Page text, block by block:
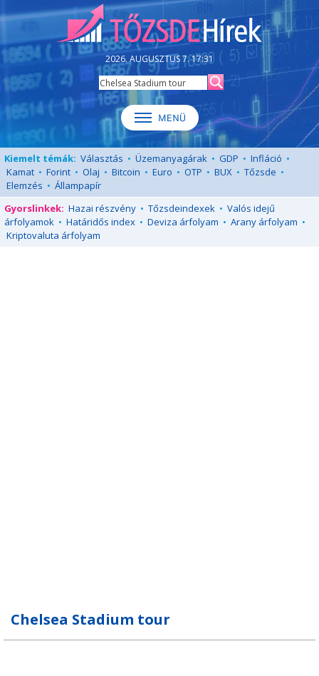
2026. AUGUSZTUS 7. 17:31
Kiemelt témák: Választás • Üzemanyagárak • GDP • Infláció •
Kamat • Forint • Olaj • Bitcoin • Euro • OTP • BUX • Tőzsde •
Elemzés • Állampapír
Gyorslinkek: Hazai részvény • Tőzsdeindexek • Valós idejű
árfolyamok • Határidős index • Deviza árfolyam • Arany árfolyam •
Kriptovaluta árfolyam
Chelsea Stadium tour